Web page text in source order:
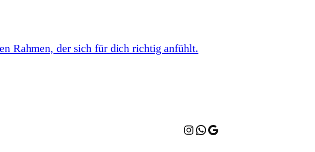
Rahmen, der sich für dich richtig anfühlt.
Instagram
WhatsApp
Google Maps